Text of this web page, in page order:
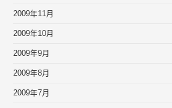
2009年11月
2009年10月
2009年9月
2009年8月
2009年7月